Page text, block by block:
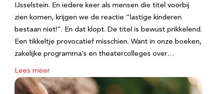
IJsselstein. En iedere keer als mensen die titel voorbij
zien komen, krijgen we de reactie “lastige kinderen
bestaan niet!”. En dat klopt. De titel is bewust prikkelend.
Een tikkeltje provocatief misschien. Want in onze boeken,
zakelijke programma’s en theatercolleges over…
Lees meer